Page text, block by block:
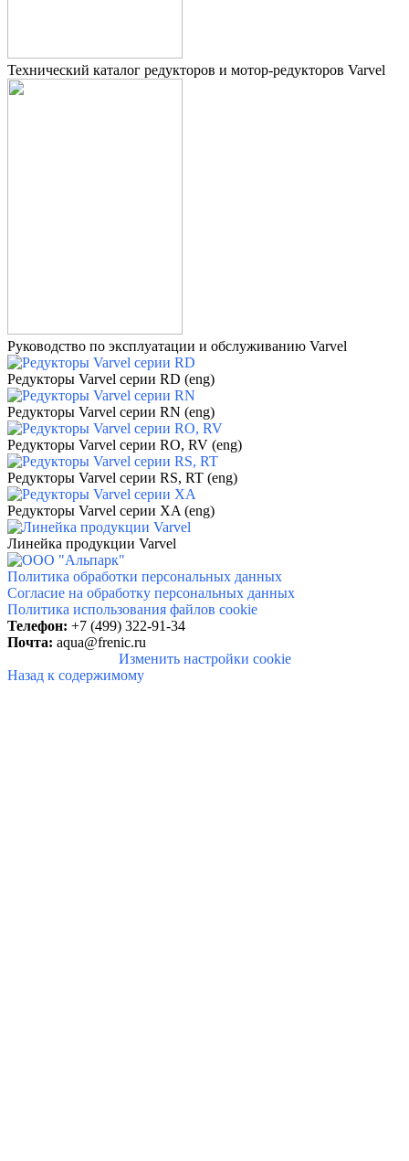
Технический каталог редукторов и мотор-редукторов Varvel
Руководство по эксплуатации и обслуживанию Varvel
Редукторы Varvel серии RD (eng)
Редукторы Varvel серии RN (eng)
Редукторы Varvel серии RO, RV (eng)
Редукторы Varvel серии RS, RT (eng)
Редукторы Varvel серии XA (eng)
Линейка продукции Varvel
Политика обработки персональных данных
Согласие на обработку персональных данных
Политика использования файлов cookie
Телефон: +7 (499) 322-91-34
Почта: aqua@frenic.ru
Изменить настройки cookie
Назад к содержимому